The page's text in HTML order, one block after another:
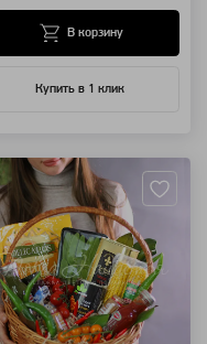
Купить в 1 клик
В корзину